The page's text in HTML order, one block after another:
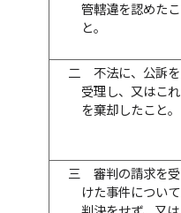
管轄違を認めたこ
と。
二
不法に、公訴を
受理し、又はこれ
を棄却したこと。
三
審判の請求を受
けた事件について